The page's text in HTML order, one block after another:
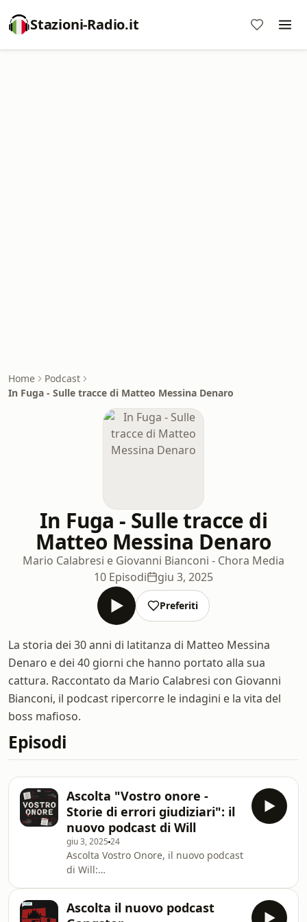
Stazioni-Radio.it
Home
Podcast
In Fuga - Sulle tracce di Matteo Messina Denaro
In Fuga - Sulle tracce di
Matteo Messina Denaro
Mario Calabresi e Giovanni Bianconi - Chora Media
10 Episodi
giu 3, 2025
Preferiti
La storia dei 30 anni di latitanza di Matteo Messina
Denaro e dei 40 giorni che hanno portato alla sua
cattura. Raccontato da Mario Calabresi con Giovanni
Bianconi, il podcast ripercorre le indagini e la vita del
boss mafioso.
Episodi
Ascolta "Vostro onore -
Storie di errori giudiziari": il
nuovo podcast di Will
giu 3, 2025 24
⁠Ascolta Vostro Onore, il nuovo podcast
di Will⁠:
https://open.spotify.com/episode/
“Vostro Onore” raccontiamo la storia
Ascolta il nuovo podcast